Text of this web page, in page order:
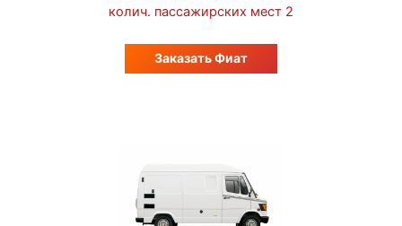
колич. пассажирских мест 2
Заказать Фиат